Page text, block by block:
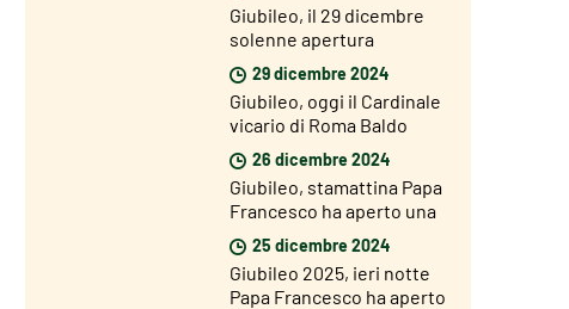
Giubileo, il 29 dicembre
solenne apertura
dell’Anno Giubilare nelle
diocesi del mondo
29 dicembre 2024
Giubileo, oggi il Cardinale
vicario di Roma Baldo
Reina ha aperto la Porta
Santa di San Giovanni
26 dicembre 2024
Giubileo, stamattina Papa
Francesco ha aperto una
Porta Santa nel carcere di
Rebibbia
25 dicembre 2024
Giubileo 2025, ieri notte
Papa Francesco ha aperto